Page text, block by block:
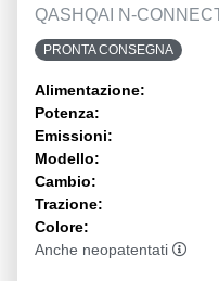
QASHQAI N-
PRONTA CONSEGNA
Alimentazione:
Potenza:
Emissioni:
Modello:
Cambio:
Trazione:
Colore:
Anche neopatentati